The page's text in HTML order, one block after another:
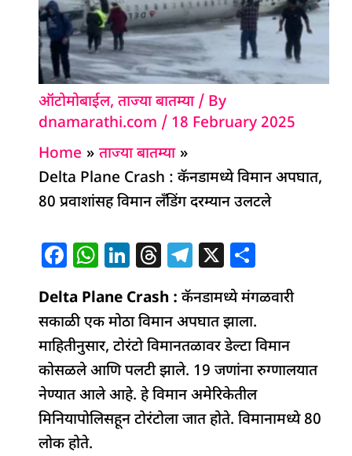
ऑटोमोबाईल,ताज्या बातम्या/ By
dnamarathi.com / 18 February 2025
Home
ताज्या बातम्या
Delta Plane Crash : कॅनडामध्ये विमान अपघात,
80 प्रवाशांसह विमान लँडिंग दरम्यान उलटले
F
c
e
b
o
o
k
W
at
s
A
p
p
Li
k
e
dI
n
T
re
a
d
s
T
e
g
ra
m
X
ar
e
Delta Plane Crash :कॅनडामध्ये मंगळवारी
सकाळी एक मोठा विमान अपघात झाला.
माहितीनुसार, टोरंटो विमानतळावर डेल्टा विमान
कोसळले आणि पलटी झाले. 19 जणांना रुग्णालयात
नेण्यात आले आहे. हे विमान अमेरिकेतील
मिनियापोलिसहून टोरंटोला जात होते. विमानामध्ये 80
लोक होते.